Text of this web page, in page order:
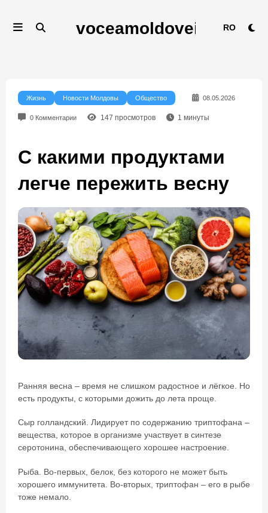
содержимому
RO
Жизнь Новости Молдовы Общество 08.05.2026
0 Комментарии 147 просмотров 1 минуты
С какими продуктами
легче пережить весну
Ранняя весна – время не слишком радостное и лёгкое. Но
есть продукты, с которыми дожить до лета проще.
Сыр голландский. Лидирует по содержанию триптофана –
вещества, которое в организме участвует в синтезе
серотонина, обеспечивающего хорошее настроение.
Рыба. Во-первых, белок, без которого не может быть
хорошего иммунитета. Во-вторых, триптофан – его в рыбе
тоже немало.